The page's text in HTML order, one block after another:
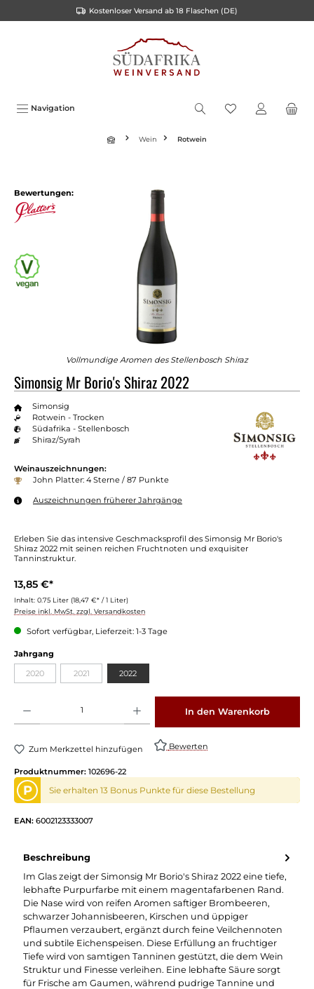
Kostenloser Versand ab 18 Flaschen (DE)
Navigation
Wein Rotwein
Bewertungen:
Vollmundige Aromen des Stellenbosch Shiraz
Simonsig Mr Borio's Shiraz 2022
Simonsig
Rotwein - Trocken
Südafrika - Stellenbosch
Shiraz/Syrah
Weinauszeichnungen:
John Platter: 4 Sterne / 87 Punkte
Auszeichnungen früherer Jahrgänge
Erleben Sie das intensive Geschmacksprofil des Simonsig Mr Borio's
Shiraz 2022 mit seinen reichen Fruchtnoten und exquisiter
Tanninstruktur.
13,85 €*
Inhalt: 0.75 Liter (18,47 €* / 1 Liter)
Preise inkl. MwSt. zzgl. Versandkosten
Sofort verfügbar, Lieferzeit: 1-3 Tage
Jahrgang
2020 2021 2022
In den Warenkorb
Zum Merkzettel hinzufügen Bewerten
Produktnummer: 102696-22
P Sie erhalten 13 Bonus Punkte für diese Bestellung
EAN: 6002123333007
Beschreibung
Im Glas zeigt der Simonsig Mr Borio's Shiraz 2022 eine tiefe,
lebhafte Purpurfarbe mit einem magentafarbenen Rand.
Die Nase wird von reifen Aromen saftiger Brombeeren,
schwarzer Johannisbeeren, Kirschen und üppiger
Pflaumen verzaubert, ergänzt durch feine Veilchennoten
und subtile Eichenspeisen. Diese Erfüllung an fruchtiger
Tiefe wird von samtigen Tanninen gestützt, die dem Wein
Struktur und Finesse verleihen. Eine lebhafte Säure sorgt
für Frische am Gaumen, während pudrige Tannine und